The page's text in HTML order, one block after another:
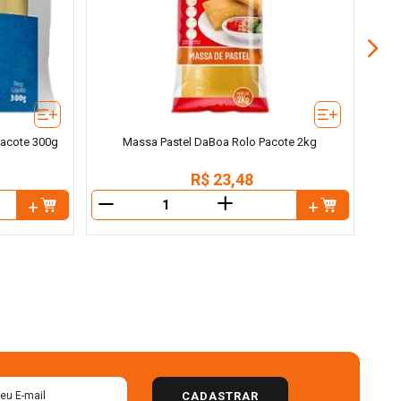
300g Massa Pastel DaBoa Rolo Pacote 2kg
R$ 23,48
＋
CADASTRAR